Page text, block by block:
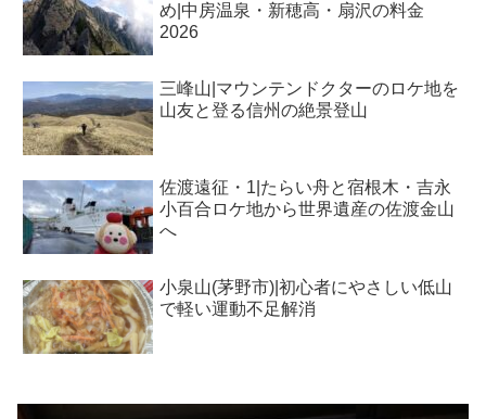
め|中房温泉・新穂高・扇沢の料金
2026
三峰山|マウンテンドクターのロケ地を
山友と登る信州の絶景登山
佐渡遠征・1|たらい舟と宿根木・吉永
小百合ロケ地から世界遺産の佐渡金山
へ
小泉山(茅野市)|初心者にやさしい低山
で軽い運動不足解消